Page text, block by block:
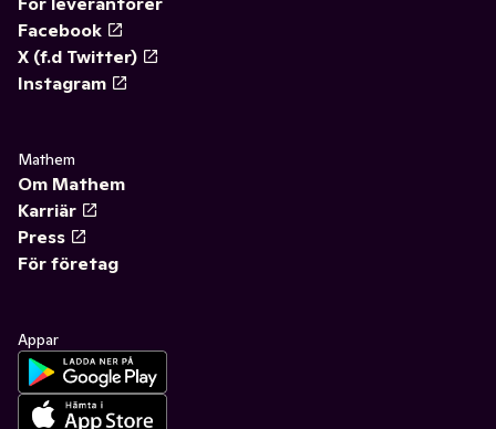
Facebook
X (f.d Twitter)
Instagram
Mathem
Om Mathem
Karriär
Press
För företag
Appar